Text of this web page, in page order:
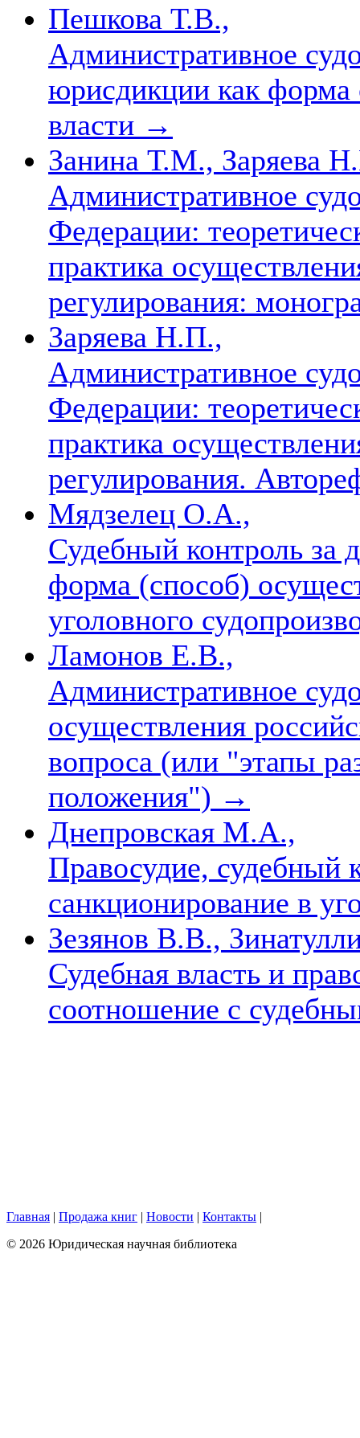
Пешкова Т.В.,
Административное
юрисдикции как форма
власти →
Занина Т.М., Заряева
Административное
Федерации:
практика
регулирования:
Заряева Н.П.,
Административное
Федерации:
практика
регулирования.
Мядзелец О.А.,
Судебный контроль за
форма (способ)
уголовного
Ламонов Е.В.,
Административное
осуществления
вопроса (или "этапы
положения") →
Днепровская М.А.,
Правосудие, судебный
санкционирование в
Зезянов В.В.,
Судебная власть и
соотношение с
Главная | Продажа книг | Новости | Контакты |
© 2026 Юридическая научная библиотека